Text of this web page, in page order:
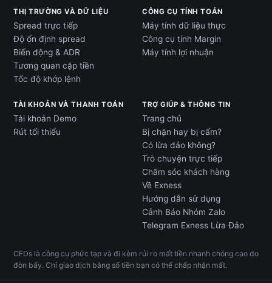
THỊ TRƯỜNG VÀ DỮ LIỆU
Spread trực tiếp
Độ ổn định spread
Biến động & ADR
Tương quan cặp tiền
Tốc độ khớp lệnh
CÔNG CỤ TÍNH TOÁN
Máy tính dữ liệu thực
Công cụ tính Margin
Máy tính lợi nhuận
TÀI KHOẢN VÀ THANH TOÁN
Tài khoản Demo
Rút tối thiểu
TRỢ GIÚP & THÔNG TIN
Trang chủ
Bị chặn hay bị cấm?
Có lừa đảo không?
Trò chuyện trực tiếp
Chăm sóc khách hàng
Về Exness
Hướng dẫn sử dụng
Cảnh Báo Nhóm Zalo
Telegram Exness Lừa Đảo
CFDs là công cụ phức tạp và đi kèm rủi ro mất tiền nhanh chóng cao do
đòn bẩy. Chỉ giao dịch bằng số tiền bạn có thể chấp nhận mất.